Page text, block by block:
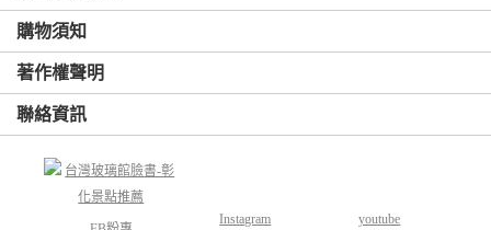
購物須知
著作權聲明
聯絡資訊
Instagram youtube